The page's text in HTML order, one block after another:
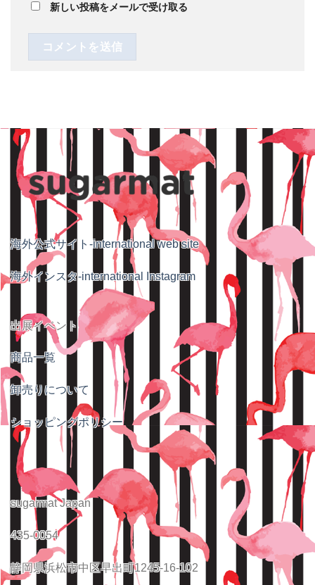
新しい投稿をメールで受け取る
海外公式サイト-international web site
海外インスタ-international Instagram
出展イベント
商品一覧
卸売りについて
ショッピングポリシー
sugarmat Japan
435-0054
静岡県浜松市中区早出町1245-16-102